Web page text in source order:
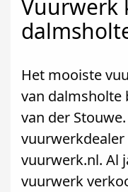
Vuurwerk
Het mooiste
van dalmsholte
van der
vuurwerk.nl. Al
vuurwerk